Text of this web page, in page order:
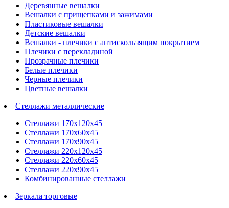
Деревянные вешалки
Вешалки с прищепками и зажимами
Пластиковые вешалки
Детские вешалки
Вешалки - плечики с антискользящим покрытием
Плечики с перекладиной
Прозрачные плечики
Белые плечики
Черные плечики
Цветные вешалки
Стеллажи металлические
Стеллажи 170х120х45
Стеллажи 170х60х45
Стеллажи 170х90х45
Стеллажи 220х120х45
Стеллажи 220х60х45
Стеллажи 220х90х45
Комбинированные стеллажи
Зеркала торговые